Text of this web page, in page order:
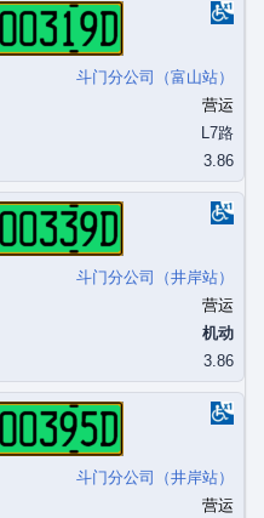
斗门分公司（富山站）
营运
L7路
3.86
斗门分公司（井岸站）
营运
机动
3.86
斗门分公司（井岸站）
营运